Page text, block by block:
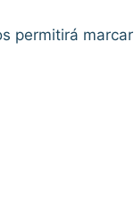
permitirá